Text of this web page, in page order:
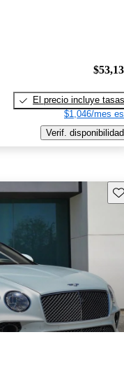
El precio incluye tasas
$1,046/mes
Verif. disponibilidad